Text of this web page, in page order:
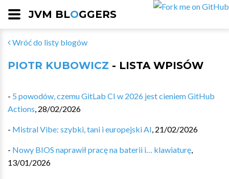
JVM BLOGGERS
Wróć do listy blogów
PIOTR KUBOWICZ - LISTA WPISÓW
- 5 powodów, czemu GitLab CI w 2026 jest cieniem GitHub
Actions, 28/02/2026
- Mistral Vibe: szybki, tani i europejski AI, 21/02/2026
- Nowy BIOS naprawił pracę na baterii i… klawiaturę,
13/01/2026